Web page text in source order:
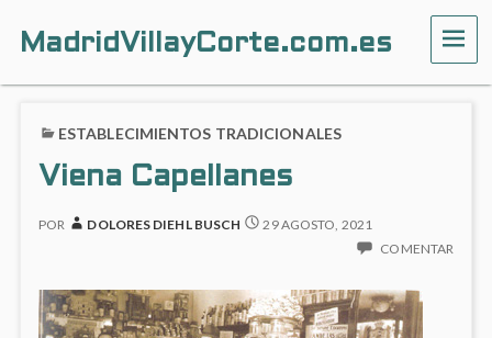
MadridVillayCorte.com.es
ESTABLECIMIENTOS TRADICIONALES
Viena Capellanes
POR DOLORES DIEHL BUSCH
29 AGOSTO, 2021
COMENTAR